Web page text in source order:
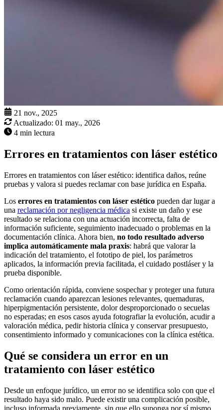
21 nov., 2025
Actualizado: 01 may., 2026
4 min lectura
Errores en tratamientos con láser estético
Errores en tratamientos con láser estético: identifica daños, reúne
pruebas y valora si puedes reclamar con base jurídica en España.
Los errores en tratamientos con láser estético pueden dar lugar a
una reclamación por negligencia médica si existe un daño y ese
resultado se relaciona con una actuación incorrecta, falta de
información suficiente, seguimiento inadecuado o problemas en la
documentación clínica. Ahora bien, no todo resultado adverso
implica automáticamente mala praxis: habrá que valorar la
indicación del tratamiento, el fototipo de piel, los parámetros
aplicados, la información previa facilitada, el cuidado postláser y la
prueba disponible.
Como orientación rápida, conviene sospechar y proteger una futura
reclamación cuando aparezcan lesiones relevantes, quemaduras,
hiperpigmentación persistente, dolor desproporcionado o secuelas
no esperadas; en esos casos ayuda fotografiar la evolución, acudir a
valoración médica, pedir historia clínica y conservar presupuesto,
consentimiento informado y comunicaciones con la clínica estética.
Qué se considera un error en un
tratamiento con láser estético
Desde un enfoque jurídico, un error no se identifica solo con que el
resultado haya sido malo. Puede existir una complicación posible,
incluso informada previamente, sin que ello suponga por sí mismo